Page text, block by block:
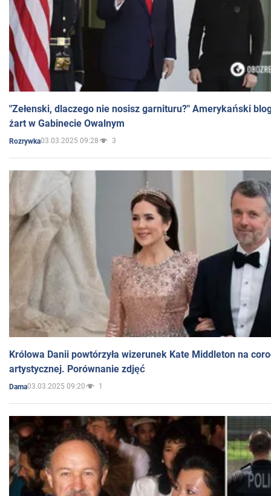
"Zełenski, dlaczego nie nosisz garnituru?" Amerykański
żart w Gabinecie Owalnym
Rozrywka03.03.2025 09:28 3
Królowa Danii powtórzyła wizerunek Kate Middleton na
artystycznej. Porównanie zdjęć
Dama03.03.2025 09:20 1